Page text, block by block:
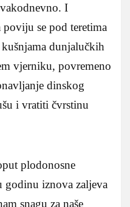
I
poviju se pod teretima
kušnjama dunjalučkih
vjerniku, povremeno
dinskog
i vratiti čvrstinu
plodonosne
godinu iznova zaljeva
snagu za naše